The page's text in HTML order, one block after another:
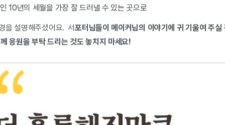
10년의 세월을 가장 잘 드러낼 수 있는 곳으로
을 설명해주셨어요. 서포터님들이 메이커님의 이야기에 귀 기울여 주
응원을 부탁 드리는 것도 놓치지 마세요!